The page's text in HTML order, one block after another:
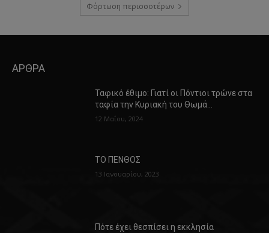
Φόρτωση περισσοτέρων
ΑΡΘΡΑ
Ταφικό έθιμο: Γιατί οι Πόντιοι τρώνε στα
ταφία την Κυριακή του Θωμά…
12 Μαΐου, 2024
ΤΟ ΠΕΝΘΟΣ
13 Ιανουαρίου, 2023
Πότε έχει θεσπίσει η εκκλησία